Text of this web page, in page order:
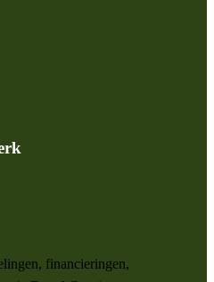
financieringen,